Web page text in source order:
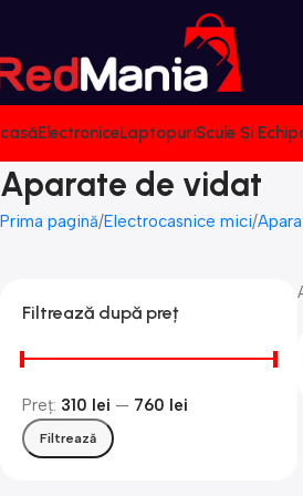
ElectroniceLaptopuriScule Și
Aparate de vidat
Prima pagină Electrocasnice mici
Filtrează după preț
Filtrează
Preț: 310 lei — 760 lei